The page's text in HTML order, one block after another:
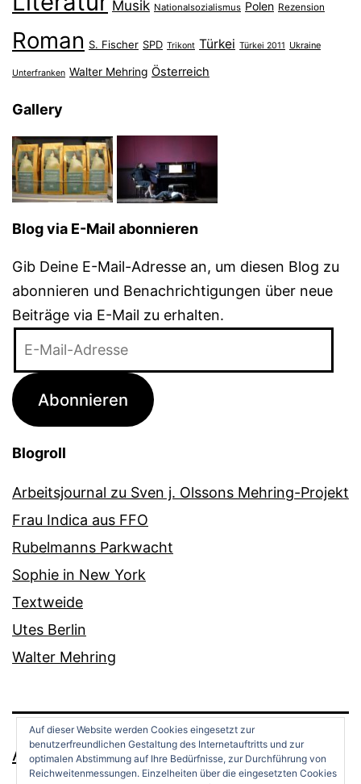
Musik Nationalsozialismus Polen Rezension
Roman S. Fischer SPD Trikont Türkei Türkei 2011 Ukraine
Unterfranken Walter Mehring Österreich
Gallery
Blog via E-Mail abonnieren
Gib Deine E-Mail-Adresse an, um diesen Blog zu
abonnieren und Benachrichtigungen über neue
Beiträge via E-Mail zu erhalten.
Adresse
Abonnieren
Blogroll
Arbeitsjournal zu Sven j. Olssons Mehring-Projekt
Frau Indica aus FFO
Rubelmanns Parkwacht
Sophie in New York
Textweide
Utes Berlin
Walter Mehring
ANDREAS OPPERMANN
Auf dieser Website werden Cookies eingesetzt zur
benutzerfreundlichen Gestaltung des Internetauftritts und zur
optimalen Abstimmung auf Ihre Bedürfnisse, zur Durchführung von
Reichweitenmessungen. Einzelheiten über die eingesetzten Cookies